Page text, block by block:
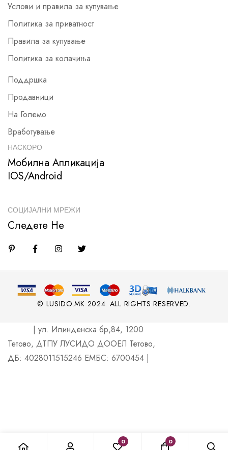
Услови и правила за купување
Политика за приватност
Правила за купување
Политика за колачиња
Поддршка
Продавници
На Големо
Вработување
НАСКОРО
Мобилна Апликација
IOS/Android
СОЦИЈАЛНИ МРЕЖИ
Следете Не
© LUSIDO.MK 2024. ALL RIGHTS RESERVED.
| ул. Илинденска бр,84, 1200
Тетово, ДТПУ ЛУСИДО ДООЕЛ Тетово,
ДБ: 4028011515246 ЕМБС: 6700454 |
0 0